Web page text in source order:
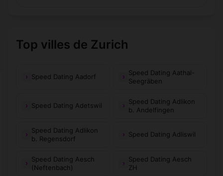
Top villes de Zurich
Speed Dating Aadorf
Speed Dating Aathal-
Seegräben
Speed Dating Adetswil
Speed Dating Adlikon
b. Andelfingen
Speed Dating Adlikon
b. Regensdorf
Speed Dating Adliswil
Speed Dating Aesch
(Neftenbach)
Speed Dating Aesch
ZH